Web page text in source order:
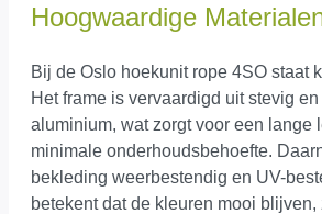
Hoogwaardige
Bij de Oslo hoekunit rope 4SO staat
Het frame is vervaardigd uit stevig
aluminium, wat zorgt voor een lange
minimale onderhoudsbehoefte.
bekleding weerbestendig en UV-
betekent dat de kleuren mooi blijven,